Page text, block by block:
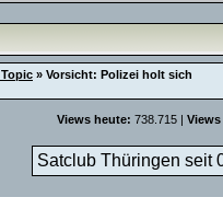
» Vorsicht: Polizei holt sich
Views heute: 738.715 |
Satclub Thüringen seit